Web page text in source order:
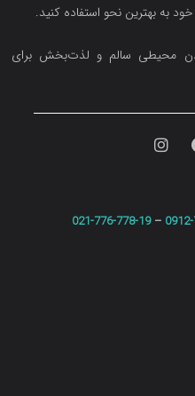
به بهترین نحو استفاده کنید.
محیطی سالم و لذت‌بخش برای
–
021-776-778-19